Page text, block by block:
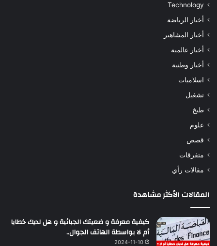
Technology
أخبار الرياضة
أخبار المشاهير
أخبار عالمية
أخبار وطنية
اسلاميات
تشغيل
طبخ
علوم
قصص
متفرقات
مقالات رأي
المقالات الأكثر مشاهدة
كيفية معرفة و ضعيتك الجبائية و هل لديك خطايا
أم لا بواسطة الهاتف الجوال..
2024-11-10